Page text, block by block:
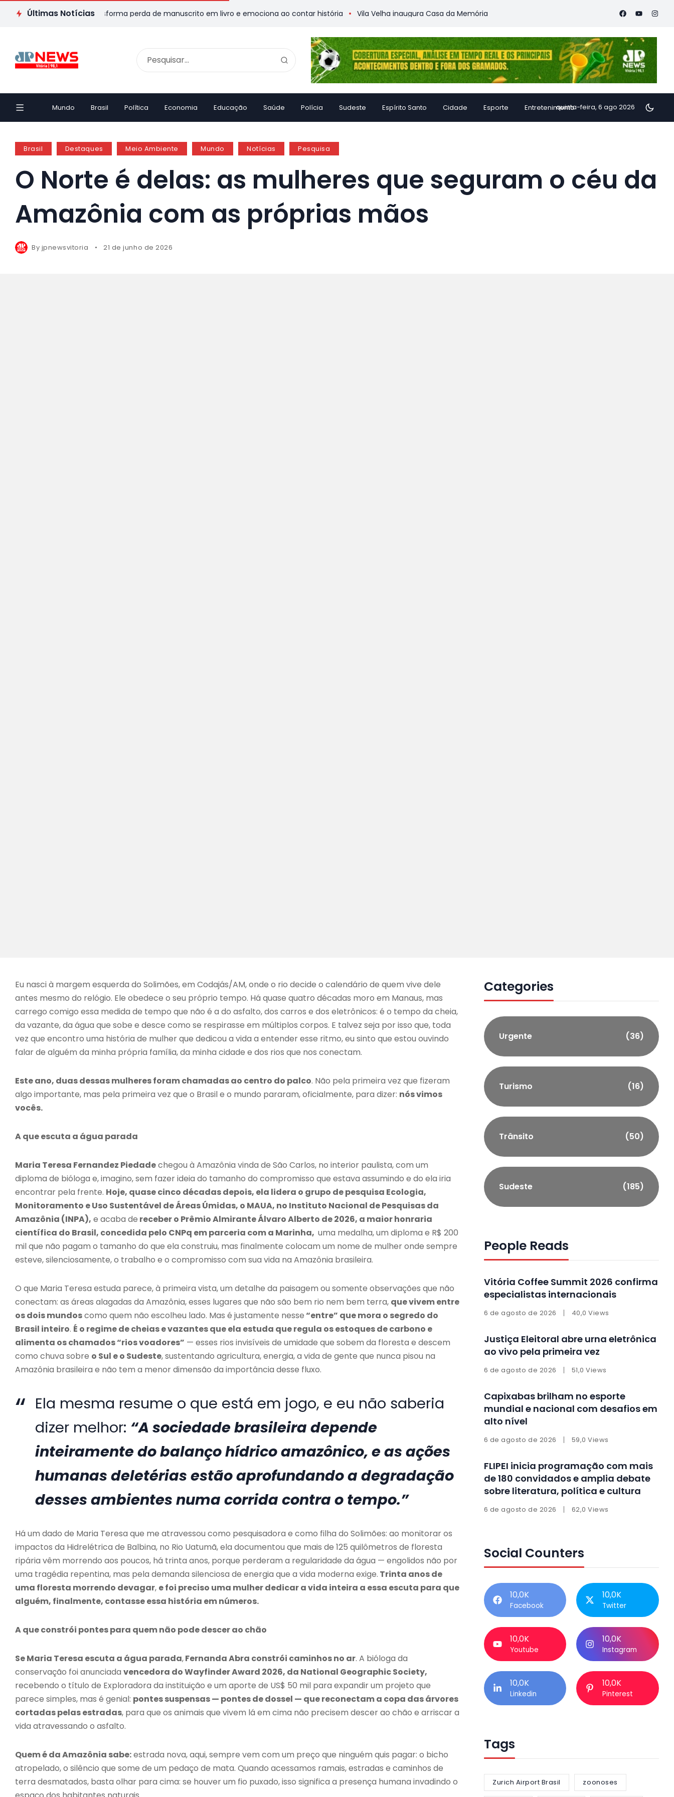
Últimas Notícias
Escritor capixaba transforma perda de manuscrito em livro e emociona ao contar história Vila Velha inaugura Casa da Memória Vitória Coffee Summit 2026 confirma especialistas
Mundo Brasil Política Economia Educação Saúde Polícia Sudeste Espírito Santo Cidade Esporte Entretenimentoquinta-feira, 6 ago 2026
Brasil Destaques Meio Ambiente Mundo Notícias Pesquisa
O Norte é delas: as mulheres que seguram o céu da
Amazônia com as próprias mãos
By jpnewsvitoria 21 de junho de 2026
Eu nasci à margem esquerda do Solimões, em Codajás/AM, onde o rio decide o calendário de quem vive dele
antes mesmo do relógio. Ele obedece o seu próprio tempo. Há quase quatro décadas moro em Manaus, mas
carrego comigo essa medida de tempo que não é a do asfalto, dos carros e dos eletrônicos: é o tempo da cheia,
da vazante, da água que sobe e desce como se respirasse em múltiplos corpos. E talvez seja por isso que, toda
vez que encontro uma história de mulher que dedicou a vida a entender esse ritmo, eu sinto que estou ouvindo
falar de alguém da minha própria família, da minha cidade e dos rios que nos conectam.
Este ano, duas dessas mulheres foram chamadas ao centro do palco. Não pela primeira vez que fizeram
algo importante, mas pela primeira vez que o Brasil e o mundo pararam, oficialmente, para dizer: nós vimos
vocês.
A que escuta a água parada
Maria Teresa Fernandez Piedadechegou à Amazônia vinda de São Carlos, no interior paulista, com um
diploma de bióloga e, imagino, sem fazer ideia do tamanho do compromisso que estava assumindo e do ela iria
encontrar pela frente. Hoje, quase cinco décadas depois, ela lidera o grupo de pesquisa Ecologia,
Monitoramento e Uso Sustentável de Áreas Úmidas, o MAUA, no Instituto Nacional de Pesquisas da
Amazônia (INPA), e acaba de receber o Prêmio Almirante Álvaro Alberto de 2026, a maior honraria
científica do Brasil, concedida pelo CNPq em parceria com a Marinha, uma medalha, um diploma e R$ 200
mil que não pagam o tamanho do que ela construiu, mas finalmente colocam um nome de mulher onde sempre
esteve, silenciosamente, o trabalho e o compromisso com sua vida na Amazônia brasileira.
O que Maria Teresa estuda parece, à primeira vista, um detalhe da paisagem ou somente observações que não
conectam: as áreas alagadas da Amazônia, esses lugares que não são bem rio nem bem terra, que vivem entre
os dois mundoscomo quem não escolheu lado. Mas é justamente nesse“entre” que mora o segredo do
Brasil inteiro. É o regime de cheias e vazantes que ela estuda que regula os estoques de carbono e
alimenta os chamados “rios voadores” — esses rios invisíveis de umidade que sobem da floresta e descem
como chuva sobre o Sul e o Sudeste, sustentando agricultura, energia, a vida de gente que nunca pisou na
Amazônia brasileira e não tem a menor dimensão da importância desse fluxo.
Ela mesma resume o que está em jogo, e eu não saberia
dizer melhor: “A sociedade brasileira depende
inteiramente do balanço hídrico amazônico, e as ações
humanas deletérias estão aprofundando a degradação
desses ambientes numa corrida contra o tempo.”
Há um dado de Maria Teresa que me atravessou como pesquisadora e como filha do Solimões: ao monitorar os
impactos da Hidrelétrica de Balbina, no Rio Uatumã, ela documentou que mais de 125 quilômetros de floresta
ripária vêm morrendo aos poucos, há trinta anos, porque perderam a regularidade da água — engolidos não por
uma tragédia repentina, mas pela demanda silenciosa de energia que a vida moderna exige. Trinta anos de
uma floresta morrendo devagar, e foi preciso uma mulher dedicar a vida inteira a essa escuta para que
alguém, finalmente, contasse essa história em números.
A que constrói pontes para quem não pode descer ao chão
Se Maria Teresa escuta a água parada,Fernanda Abra constrói caminhos no ar. A bióloga da
conservação foi anunciada vencedora do Wayfinder Award 2026, da National Geographic Society,
recebendo o título de Exploradora da instituição e um aporte de US$ 50 mil para expandir um projeto que
parece simples, mas é genial: pontes suspensas — pontes de dossel — que reconectam a copa das árvores
cortadas pelas estradas, para que os animais que vivem lá em cima não precisem descer ao chão e arriscar a
vida atravessando o asfalto.
Quem é da Amazônia sabe:estrada nova, aqui, sempre vem com um preço que ninguém quis pagar: o bicho
atropelado, o silêncio que some de um pedaço de mata. Quando acessamos ramais, estradas e caminhos de
terra desmatados, basta olhar para cima: se houver um fio puxado, isso significa a presença humana invadindo o
Categories
Urgente (36)
Turismo (16)
Trânsito (50)
Sudeste (185)
People Reads
Vitória Coffee Summit 2026 confirma
especialistas internacionais
6 de agosto de 2026 40,0 Views
Justiça Eleitoral abre urna eletrônica
ao vivo pela primeira vez
6 de agosto de 2026 51,0 Views
Capixabas brilham no esporte
mundial e nacional com desafios em
alto nível
6 de agosto de 2026 59,0 Views
FLIPEI inicia programação com mais
de 180 convidados e amplia debate
sobre literatura, política e cultura
6 de agosto de 2026 62,0 Views
Social Counters
10,0K
Facebook
10,0K
Twitter
10,0K
Youtube
10,0K
Instagram
10,0K
Linkedin
10,0K
Pinterest
Tags
Zurich Airport Brasil zoonoses